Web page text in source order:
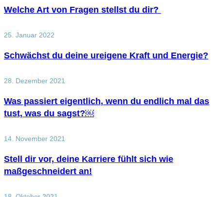
Welche Art von Fragen stellst du dir?
25. Januar 2022
Schwächst du deine ureigene Kraft und Energie?
28. Dezember 2021
Was passiert eigentlich, wenn du endlich mal das
tust, was du sagst?￼
14. November 2021
Stell dir vor, deine Karriere fühlt sich wie
maßgeschneidert an!